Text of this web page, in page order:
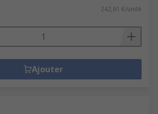
242,61 €/unité
Ajouter